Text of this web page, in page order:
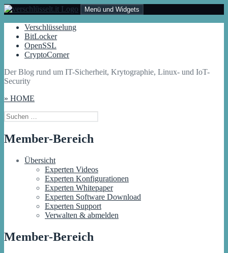
Zum
Inhalt
springen
Verschlüsselt.IT
Der Blog rund um IT-Sicherheit, Krytographie, Linux- und IoT-
Security
Menü und Widgets
Verschlüsselung
BitLocker
OpenSSL
CryptoCorner
Der Blog rund um IT-Sicherheit, Krytographie, Linux- und IoT-
Security
» HOME
Suchen
nach:
Member-Bereich
Übersicht
Experten Videos
Experten Konfigurationen
Experten Whitepaper
Experten Software Download
Experten Support
Verwalten & abmelden
Member-Bereich